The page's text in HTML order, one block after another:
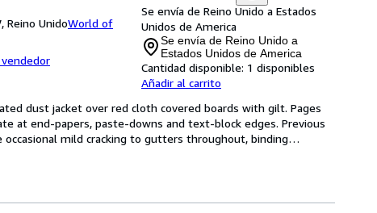
Reino UnidoWorld of
Se envía de Reino Unido a Estados
Unidos de America
Se envía de Reino Unido a
Estados Unidos de America
Cantidad disponible: 1 disponibles
Añadir al carrito
dust jacket over red cloth covered boards with gilt. Pages
at end-papers, paste-downs and text-block edges. Previous
mild cracking to gutters throughout, binding…